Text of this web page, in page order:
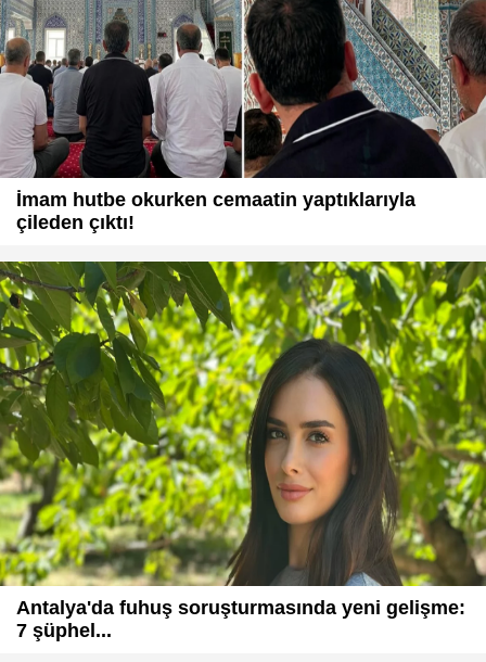
İmam hutbe okurken cemaatin yaptıklarıyla
çileden çıktı!
Antalya'da fuhuş soruşturmasında yeni gelişme:
7 şüphel...